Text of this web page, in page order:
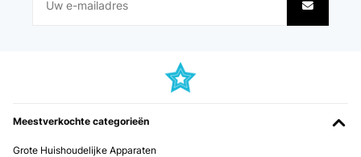
Sehr gut Leider für mich zu teuer.
Meestverkochte categorieën
Grote Huishoudelijke Apparaten